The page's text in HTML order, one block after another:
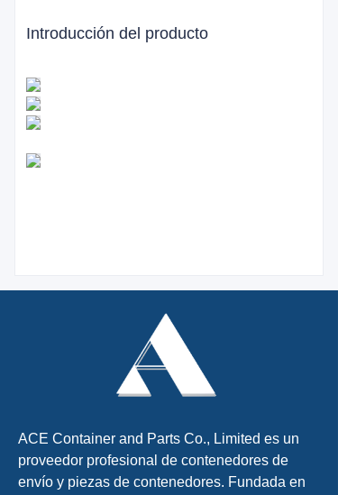
Introducción del producto
ACE Container and Parts Co., Limited es un
proveedor profesional de contenedores de
envío y piezas de contenedores. Fundada en